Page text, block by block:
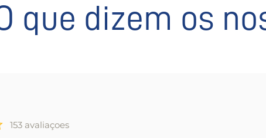
que dizem os
153 avaliaçoes